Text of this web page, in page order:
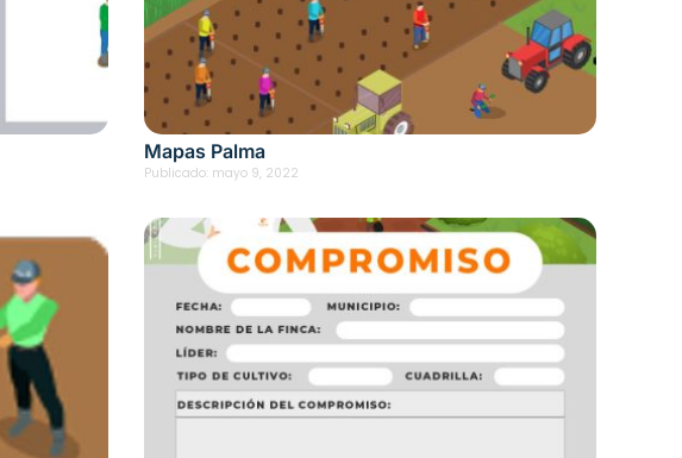
Mapas Palma
Publicado: mayo 9, 2022